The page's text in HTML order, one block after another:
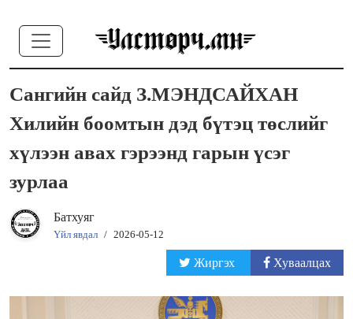
Сангийн сайд З.МЭНДСАЙХАН
Хилийн боомтын дэд бүтэц төслийг
хүлээн авах гэрээнд гарын үсэг
зурлаа
Батхуяг
Үйл явдал / 2026-05-12
Жиргэх Хуваалцах